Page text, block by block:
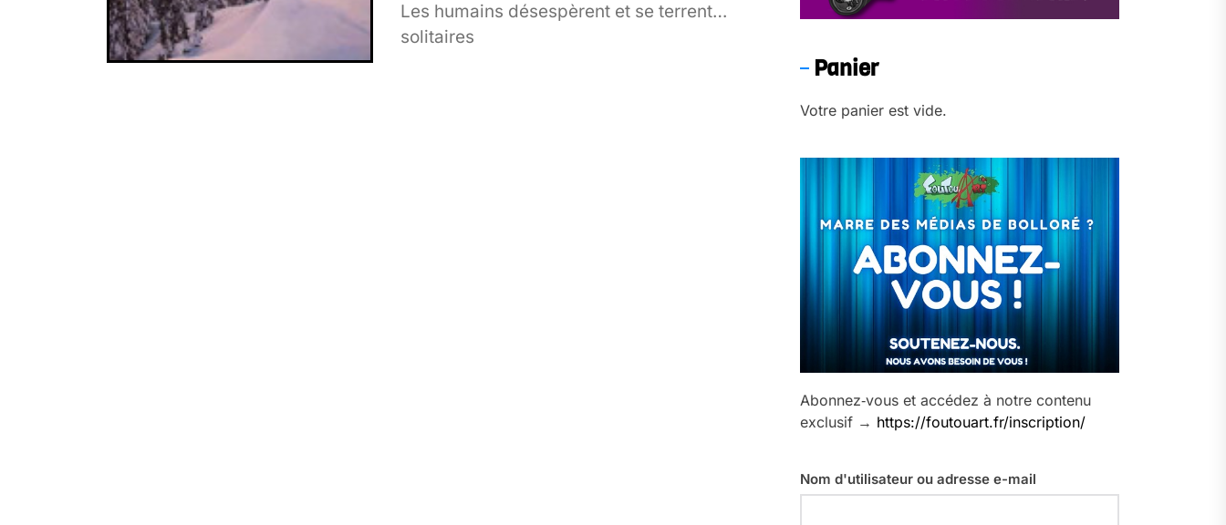
Les humains désespèrent et se terrent
solitaires
Panier
Votre panier est vide.
Abonnez‑vous et accédez à notre contenu
exclusif → https://foutouart.fr/inscription/
Nom d'utilisateur ou adresse e-mail